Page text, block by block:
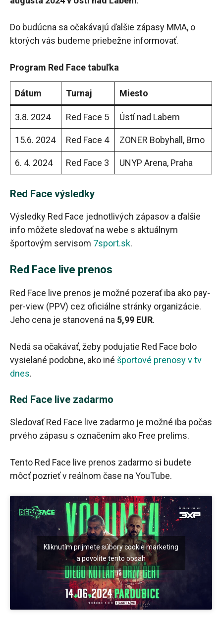
Do budúcna sa očakávajú ďalšie zápasy MMA, o
ktorých vás budeme priebežne informovať.
Program Red Face tabuľka
Dátum Turnaj Miesto
3.8. 2024 Red Face 5 Ústí nad Labem
15.6. 2024 Red Face 4 ZONER Bobyhall, Brno
6. 4. 2024 Red Face 3 UNYP Arena, Praha
Red Face výsledky
Výsledky Red Face jednotlivých zápasov a ďalšie
info môžete sledovať na webe s aktuálnym
športovým servisom 7sport.sk.
Red Face live prenos
Red Face live prenos je možné pozerať iba ako pay-
per-view (PPV) cez oficiálne stránky organizácie.
Jeho cena je stanovená na 5,99 EUR.
Nedá sa očakávať, žeby podujatie Red Face bolo
vysielané podobne, ako iné športové prenosy v tv
dnes.
Red Face live zadarmo
Sledovať Red Face live zadarmo je možné iba počas
prvého zápasu s označením ako Free prelims.
Tento Red Face live prenos zadarmo si budete
môcť pozrieť v reálnom čase na YouTube.
Kliknutím prijmete súbory cookie marketing
a povolíte tento obsah